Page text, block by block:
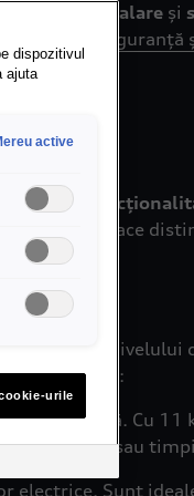
instalareși
încărca în
. Se face
Alegerea nivelului
alimentare
:
bună. Cu
frecvente sau
electrice. Sunt
dispozitivul
ajuta
active
urile